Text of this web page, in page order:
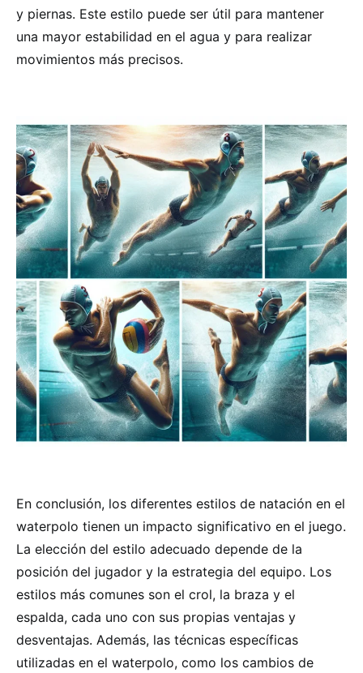
y piernas. Este estilo puede ser útil para mantener
una mayor estabilidad en el agua y para realizar
movimientos más precisos.
En conclusión, los diferentes estilos de natación en el
waterpolo tienen un impacto significativo en el juego.
La elección del estilo adecuado depende de la
posición del jugador y la estrategia del equipo. Los
estilos más comunes son el crol, la braza y el
espalda, cada uno con sus propias ventajas y
desventajas. Además, las técnicas específicas
utilizadas en el waterpolo, como los cambios de